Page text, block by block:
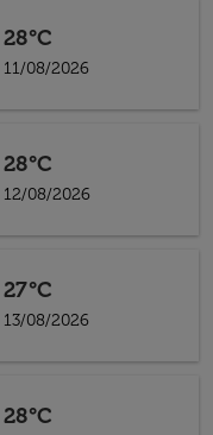
28°C
11/08/2026
28°C
12/08/2026
27°C
13/08/2026
28°C